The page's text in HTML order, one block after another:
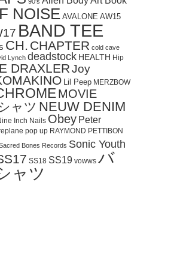
NOISE AVALONE AW15
BAND TEE
CH. CHAPTER cold cave
Lynch deadstock HEALTH Hip
DRAXLERJoy
Lil Peep MERZBOW
MOVIE
ャツ NEUW DENIM
Inch Nails Obey Peter
pop up RAYMOND PETTIBON
Bones Records Sonic Youth
SS18 SS19 vowws バ
ャツ